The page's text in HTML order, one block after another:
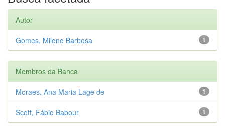
Autor
1
Gomes, Milene Barbosa
Membros da Banca
1
Moraes, Ana Maria Lage de
1
Scott, Fábio Babour